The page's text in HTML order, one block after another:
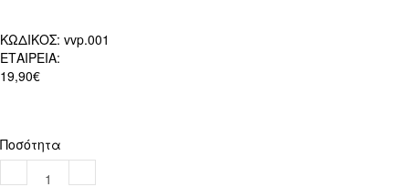
ΚΩΔΙΚΟΣ: vvp.001
ΕΤΑΙΡΕΙΑ:
19,90€
Ποσότητα